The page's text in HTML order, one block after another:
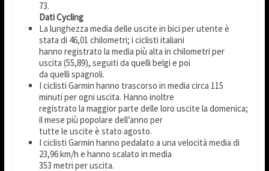
73.
Dati Cycling
La lunghezza media delle uscite in bici per utente è
stata di 46,01 chilometri; i ciclisti italiani
hanno registrato la media più alta in chilometri per
uscita (55,89), seguiti da quelli belgi e poi
da quelli spagnoli.
I ciclisti Garmin hanno trascorso in media circa 115
minuti per ogni uscita. Hanno inoltre
registrato la maggior parte delle loro uscite la domenica;
il mese più popolare dell’anno per
tutte le uscite è stato agosto.
I ciclisti Garmin hanno pedalato a una velocità media di
23,96 km/h e hanno scalato in media
353 metri per uscita.